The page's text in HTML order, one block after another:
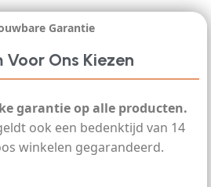
Garantie
Voor Ons Kiezen
garantie op alle producten.
ook een bedenktijd van 14
winkelen gegarandeerd.